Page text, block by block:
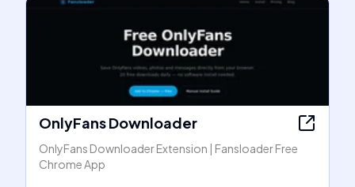
OnlyFans Downloader
OnlyFans Downloader Extension | Fansloader Free
Chrome App